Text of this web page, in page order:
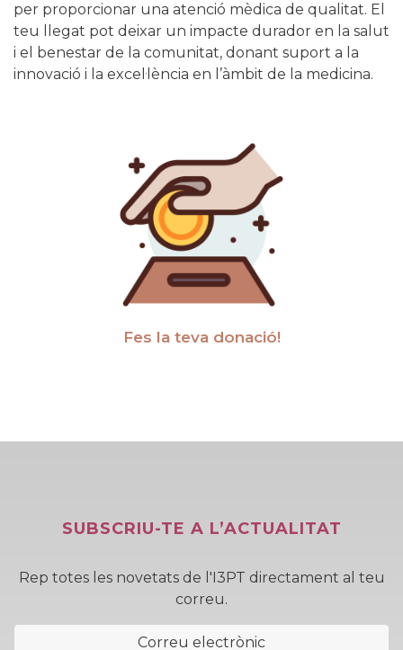
per proporcionar una atenció mèdica de qualitat. El
teu llegat pot deixar un impacte durador en la salut
i el benestar de la comunitat, donant suport a la
innovació i la excel·lència en l’àmbit de la medicina.
Fes la teva donació!
SUBSCRIU-TE A L’ACTUALITAT
Rep totes les novetats de l'I3PT directament al teu
correu.